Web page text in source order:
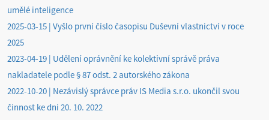
umělé inteligence
2025-03-15 | Vyšlo první číslo časopisu Duševní vlastnictví v roce
2025
2023-04-19 | Udělení oprávnění ke kolektivní správě práva
nakladatele podle § 87 odst. 2 autorského zákona
2022-10-20 | Nezávislý správce práv IS Media s.r.o. ukončil svou
činnost ke dni 20. 10. 2022